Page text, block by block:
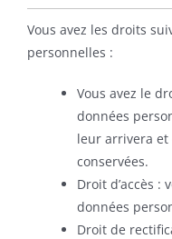
Vous avez les droits
personnelles :
Vous avez le
données
leur arrivera
conservées.
Droit d’accès :
données
Droit de